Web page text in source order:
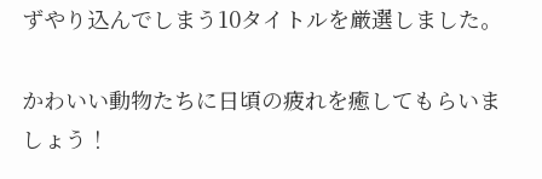
ずやり込んでしまう10タイトルを厳選しました。
かわいい動物たちに日頃の疲れを癒してもらいま
しょう！